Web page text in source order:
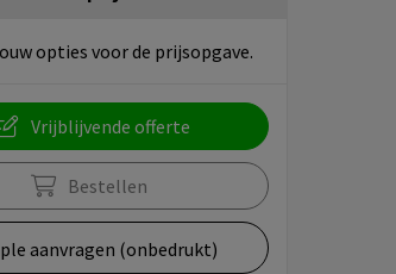
opties voor de prijsopgave.
Vrijblijvende offerte
Bestellen
aanvragen (onbedrukt)